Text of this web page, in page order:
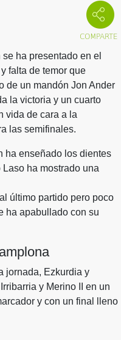
ha presentado en el
falta de temor que
de un mandón Jon Ander
la victoria y un cuarto
vida de cara a la
las semifinales.
ha enseñado los dientes
ha mostrado una
último partido pero poco
ha apabullado con su
jornada, Ezkurdia y
y Merino II en un
y con un final lleno